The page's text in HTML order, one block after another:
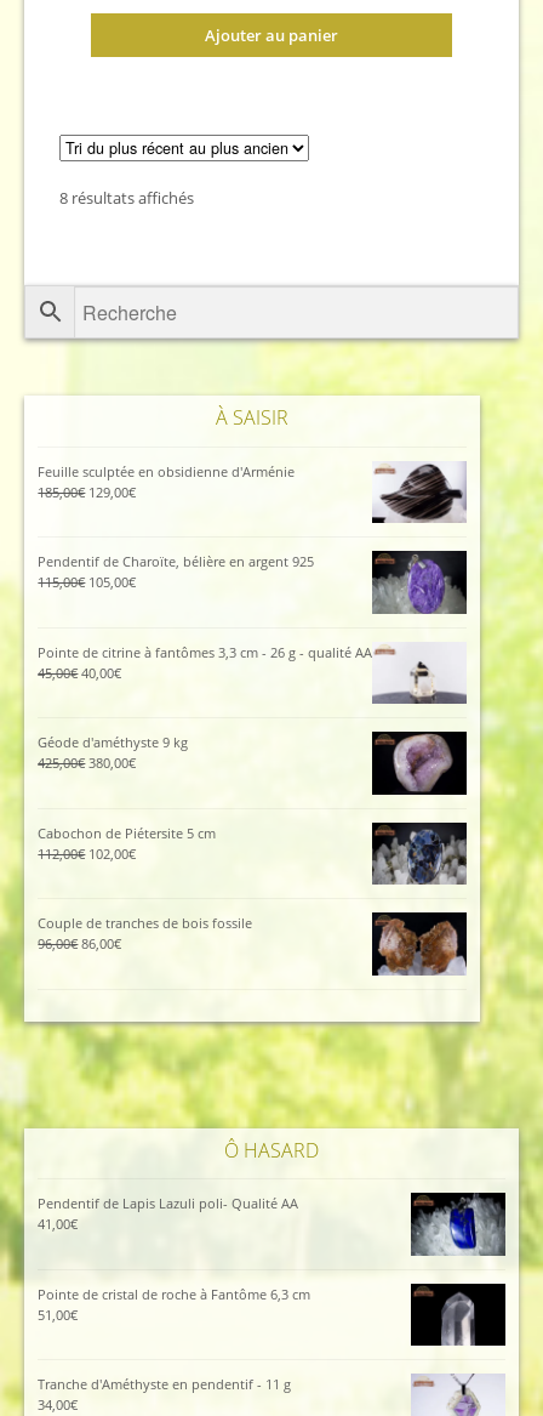
Ajouter au panier
8 résultats affichésTrié
au
ancien
À SAISIR
Feuille sculptée en obsidienne d'Arménie
185,00€ Le
129,00€Le
129,00€.
Pendentif de Charoïte, bélière en argent 925
115,00€ Le
115,00€.
105,00€Le
est :
105,00€.
Pointe de citrine à fantômes 3,3 cm - 26 g - qualité AA
45,00€Le
45,00€.
40,00€Le
40,00€.
Géode d'améthyste 9 kg
425,00€ Le
425,00€.
380,00€Le
est :
380,00€.
Cabochon de Piétersite 5 cm
112,00€ Le
112,00€.
102,00€Le
102,00€.
Couple de tranches de bois fossile
96,00€Le
96,00€.
86,00€Le
86,00€.
Ô HASARD
Pendentif de Lapis Lazuli poli- Qualité AA
41,00€
Pointe de cristal de roche à Fantôme 6,3 cm
51,00€
Tranche d'Améthyste en pendentif - 11 g
34,00€